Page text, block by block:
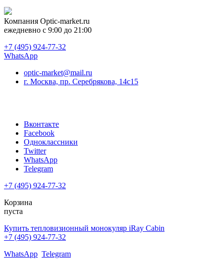
Компания Optic-market.ru
ежедневно с 9:00 до 21:00
+7 (495) 924-77-32
WhatsApp
optic-market@mail.ru
г. Москва, пр. Серебрякова, 14с15
Вконтакте
Facebook
Одноклассники
Twitter
WhatsApp
Telegram
+7 (495) 924-77-32
Корзина
пуста
Купить тепловизионный монокуляр iRay Cabin
+7 (495) 924-77-32
WhatsApp Telegram